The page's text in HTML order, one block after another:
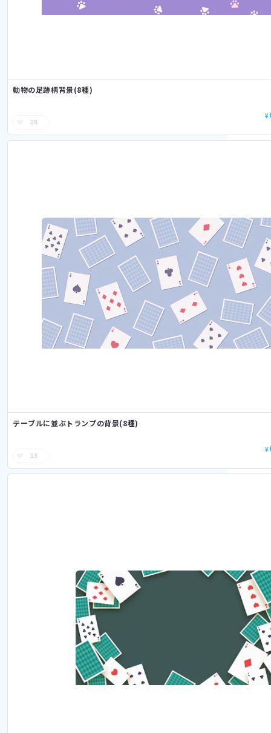
動物の足跡柄背景(8種)
25
¥
テーブルに並ぶトランプの背景(8種)
13
¥